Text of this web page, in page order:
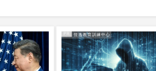
PR
PR・恆逸教育訓練中心